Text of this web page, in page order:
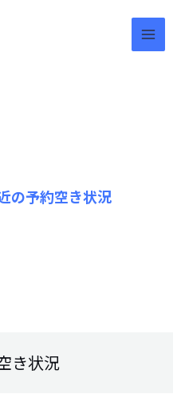
の予約空き状況
き状況